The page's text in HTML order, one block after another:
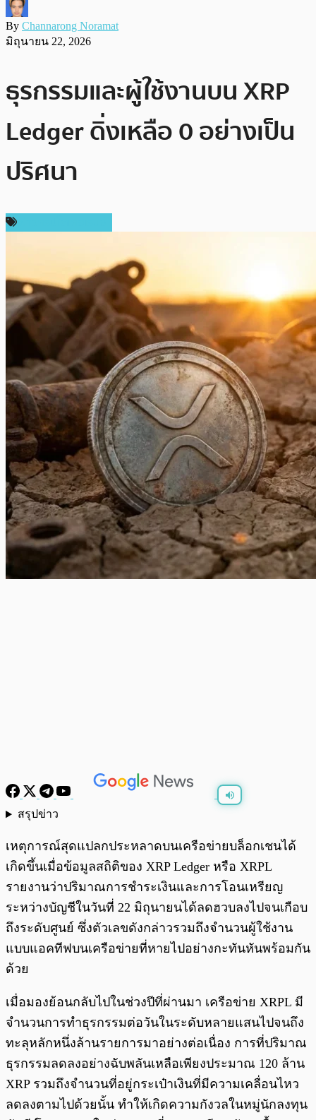
By Channarong Noramat
มิถุนายน 22, 2026
ธุรกรรมและผู้ใช้งานบน XRP
Ledger ดิ่งเหลือ 0 อย่างเป็น
ปริศนา
สรุปข่าว
เหตุการณ์สุดแปลกประหลาดบนเครือข่ายบล็อกเชนได้
เกิดขึ้นเมื่อข้อมูลสถิติของ XRP Ledger หรือ XRPL
รายงานว่าปริมาณการชำระเงินและการโอนเหรียญ
ระหว่างบัญชีในวันที่ 22 มิถุนายนได้ลดฮวบลงไปจนเกือบ
ถึงระดับศูนย์ ซึ่งตัวเลขดังกล่าวรวมถึงจำนวนผู้ใช้งาน
แบบแอคทีฟบนเครือข่ายที่หายไปอย่างกะทันหันพร้อมกัน
ด้วย
เมื่อมองย้อนกลับไปในช่วงปีที่ผ่านมา เครือข่าย XRPL มี
จำนวนการทำธุรกรรมต่อวันในระดับหลายแสนไปจนถึง
ทะลุหลักหนึ่งล้านรายการมาอย่างต่อเนื่อง การที่ปริมาณ
ธุรกรรมลดลงอย่างฉับพลันเหลือเพียงประมาณ 120 ล้าน
XRP รวมถึงจำนวนที่อยู่กระเป๋าเงินที่มีความเคลื่อนไหว
ลดลงตามไปด้วยนั้น ทำให้เกิดความกังวลในหมู่นักลงทุน